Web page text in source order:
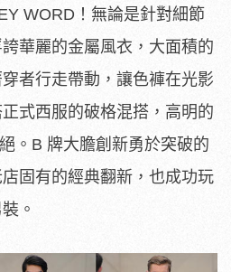
WORD！無論是針對細節
華麗的金屬風衣，大面積的
者行走帶動，讓色褲在光影
式西服的破格混搭，高明的
。B 牌大膽創新勇於突破的
固有的經典翻新，也成功玩
。